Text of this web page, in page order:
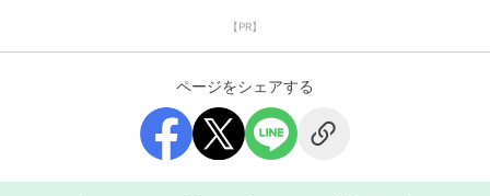
【PR】
ページをシェアする